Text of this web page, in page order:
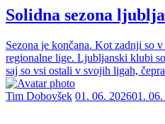
Solidna sezona
Sezona je končana. Kot zadnji so
regionalne lige. Ljubljanski klubi
saj so vsi ostali v svojih ligah,
Tim Dobovšek 01. 06. 202601.